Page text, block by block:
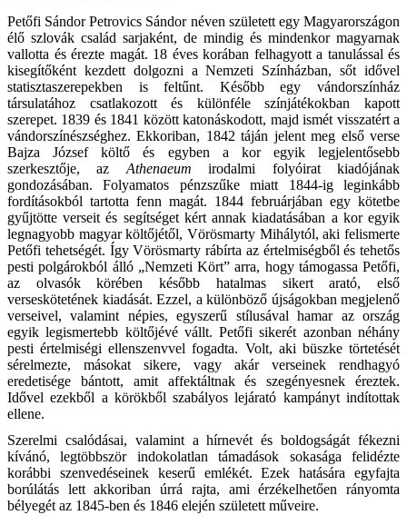
Petőfi Sándor Petrovics Sándor néven született egy Magyarországon
élő szlovák család sarjaként, de mindig és mindenkor magyarnak
vallotta és érezte magát. 18 éves korában felhagyott a tanulással és
kisegítőként kezdett dolgozni a Nemzeti Színházban, sőt idővel
statisztaszerepekben is feltűnt. Később egy vándorszínház
társulatához csatlakozott és különféle színjátékokban kapott
szerepet. 1839 és 1841 között katonáskodott, majd ismét visszatért a
vándorszínészséghez. Ekkoriban, 1842 táján jelent meg első verse
Bajza József költő és egyben a kor egyik legjelentősebb
szerkesztője, az Athenaeum irodalmi folyóirat kiadójának
gondozásában. Folyamatos pénzszűke miatt 1844-ig leginkább
fordításokból tartotta fenn magát. 1844 februárjában egy kötetbe
gyűjtötte verseit és segítséget kért annak kiadatásában a kor egyik
legnagyobb magyar költőjétől, Vörösmarty Mihálytól, aki felismerte
Petőfi tehetségét. Így Vörösmarty rábírta az értelmiségből és tehetős
pesti polgárokból álló „Nemzeti Kört” arra, hogy támogassa Petőfi,
az olvasók körében később hatalmas sikert arató, első
verseskötetének kiadását. Ezzel, a különböző újságokban megjelenő
verseivel, valamint népies, egyszerű stílusával hamar az ország
egyik legismertebb költőjévé vállt. Petőfi sikerét azonban néhány
pesti értelmiségi ellenszenvvel fogadta. Volt, aki büszke törtetését
sérelmezte, másokat sikere, vagy akár verseinek rendhagyó
eredetisége bántott, amit affektáltnak és szegényesnek éreztek.
Idővel ezekből a körökből szabályos lejárató kampányt indítottak
ellene.
Szerelmi csalódásai, valamint a hírnevét és boldogságát fékezni
kívánó, legtöbbször indokolatlan támadások sokasága felidézte
korábbi szenvedéseinek keserű emlékét. Ezek hatására egyfajta
borúlátás lett akkoriban úrrá rajta, ami érzékelhetően rányomta
bélyegét az 1845-ben és 1846 elején született műveire.